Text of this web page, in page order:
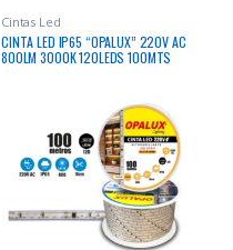
Cintas Led
CINTA LED IP65 “OPALUX” 220V AC
800LM 3000K 120LEDS 100MTS